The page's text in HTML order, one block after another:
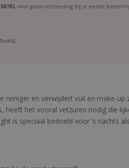
voor gratis verzending bij je eerste
reiniger en verwijdert vuil en make-
heeft het vooral vetzuren nodig die
is speciaal bedoeld voor ‘s nachts